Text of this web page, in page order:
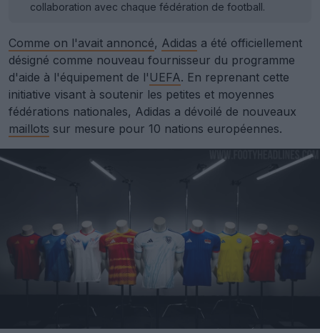
collaboration avec chaque fédération de football.
Comme on l'avait annoncé, Adidas a été officiellement
désigné comme nouveau fournisseur du programme
d'aide à l'équipement de l' UEFA. En reprenant cette
initiative visant à soutenir les petites et moyennes
fédérations nationales, Adidas a dévoilé de nouveaux
maillots sur mesure pour 10 nations européennes.